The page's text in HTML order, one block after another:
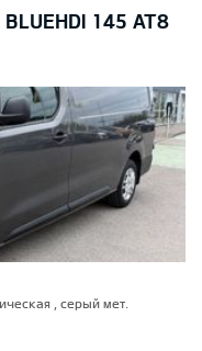
BLUEHDI 145 AT8
, серый мет.